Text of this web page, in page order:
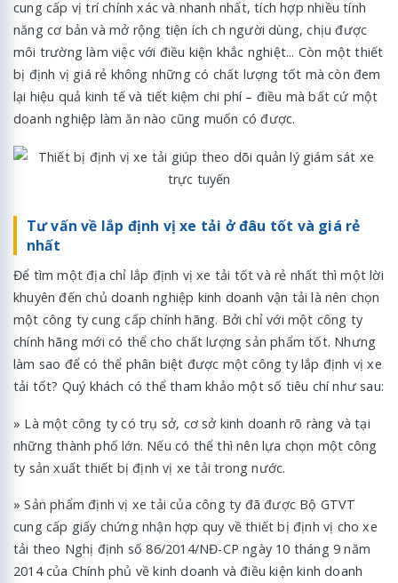
cung cấp vị trí chính xác và nhanh nhất, tích hợp nhiều tính
năng cơ bản và mở rộng tiện ích ch người dùng, chịu được
môi trường làm việc với điều kiện khắc nghiệt... Còn một thiết
bị định vị giá rẻ không những có chất lượng tốt mà còn đem
lại hiệu quả kinh tế và tiết kiệm chi phí – điều mà bất cứ một
doanh nghiệp làm ăn nào cũng muốn có được.
Tư vấn về lắp định vị xe tải ở đâu tốt và giá rẻ
nhất
Để tìm một địa chỉ lắp định vị xe tải tốt và rẻ nhất thì một lời
khuyên đến chủ doanh nghiệp kinh doanh vận tải là nên chọn
một công ty cung cấp chính hãng. Bởi chỉ với một công ty
chính hãng mới có thể cho chất lượng sản phẩm tốt. Nhưng
làm sao để có thể phân biệt được một công ty lắp định vị xe
tải tốt? Quý khách có thể tham khảo một số tiêu chí như sau:
» Là một công ty có trụ sở, cơ sở kinh doanh rõ ràng và tại
những thành phố lớn. Nếu có thể thì nên lựa chọn một công
ty sản xuất thiết bị định vị xe tải trong nước.
» Sản phẩm định vị xe tải của công ty đã được Bộ GTVT
cung cấp giấy chứng nhận hợp quy về thiết bị định vị cho xe
tải theo Nghị định số 86/2014/NĐ-CP ngày 10 tháng 9 năm
2014 của Chính phủ về kinh doanh và điều kiện kinh doanh